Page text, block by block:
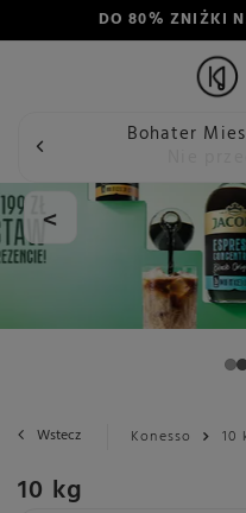
DO 80% ZNIŻKI
Bohater
<
Wstecz Konesso 10
10 kg